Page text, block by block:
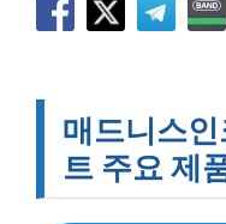
매드니스
트 주요 제